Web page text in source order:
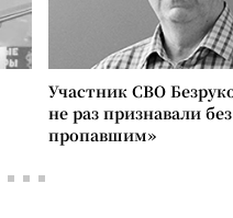
Участник СВО
не раз признавали
пропавшим»